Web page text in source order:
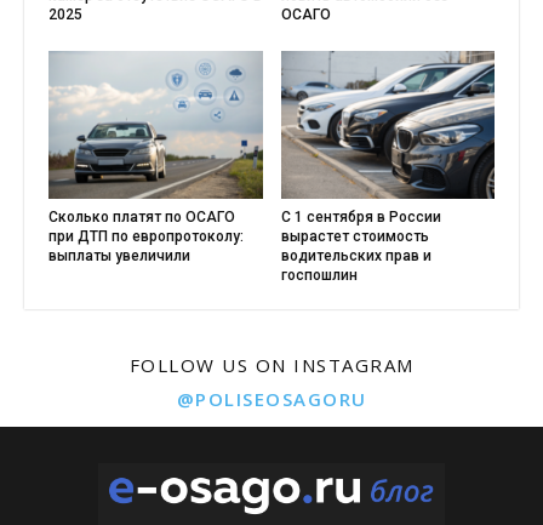
2025
ОСАГО
Сколько платят по ОСАГО
при ДТП по европротоколу:
выплаты увеличили
С 1 сентября в России
вырастет стоимость
водительских прав и
госпошлин
FOLLOW US ON INSTAGRAM
@POLISEOSAGORU